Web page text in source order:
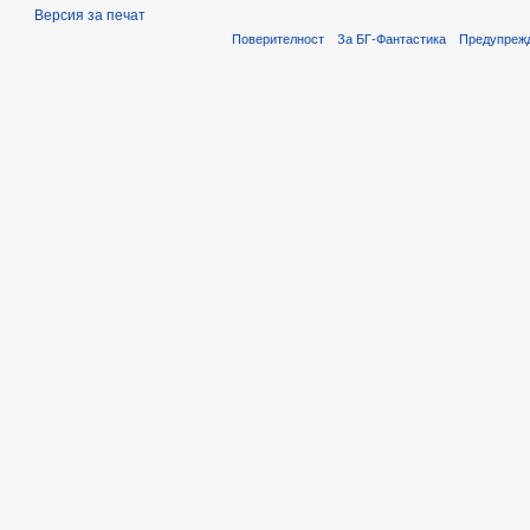
Версия за печат
Поверителност За БГ-Фантастика